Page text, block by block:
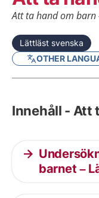
Att ta hand om barn
Lättläst svenska
OTHER
Innehåll - Att
barnet –